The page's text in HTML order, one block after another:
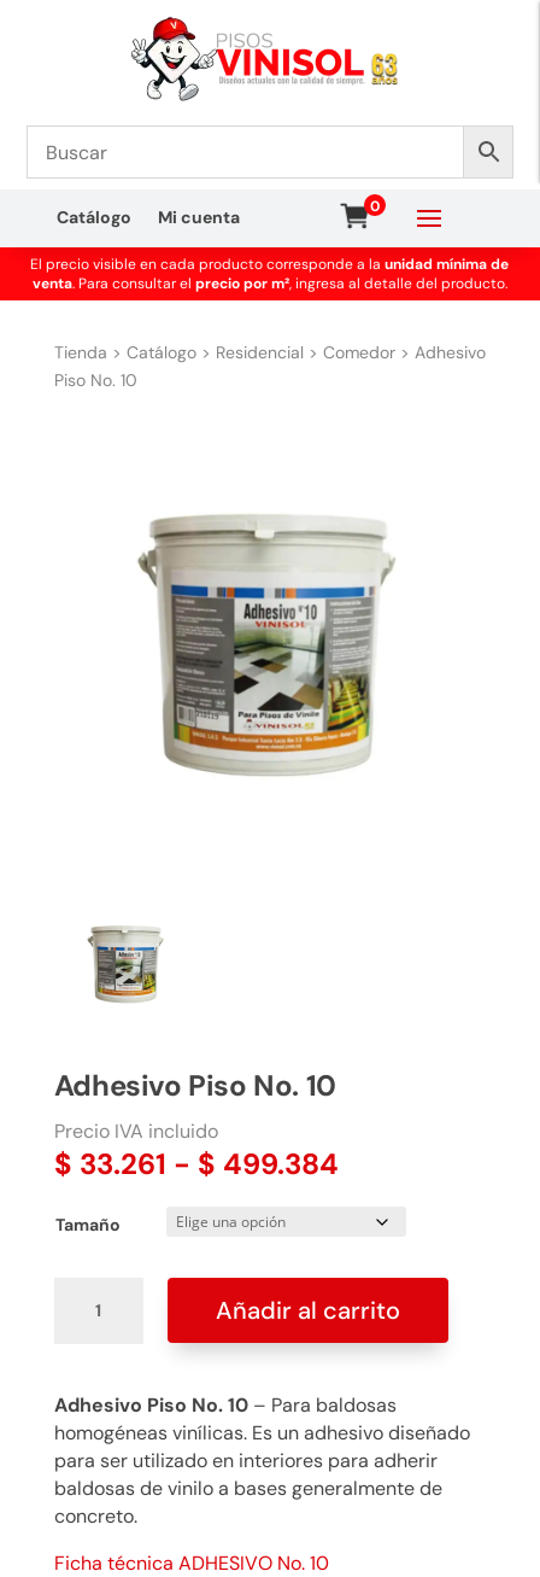
Catálogo Mi cuenta
0
El precio visible en cada producto corresponde a launidad mínima de
venta. Para consultar el precio por m², ingresa al detalle del producto.
Tienda > Catálogo> Residencial > Comedor> Adhesivo
Piso No. 10
Adhesivo Piso No. 10
Precio IVA incluido
$ 33.261 - $ 499.384Rango
precios:
$ 33.261
hasta
$ 499.384
Tamaño
cantidad
Añadir al carrito
Adhesivo Piso No. 10– Para baldosas
homogéneas vinílicas. Es un adhesivo diseñado
para ser utilizado en interiores para adherir
baldosas de vinilo a bases generalmente de
concreto.
Ficha técnica ADHESIVO No. 10